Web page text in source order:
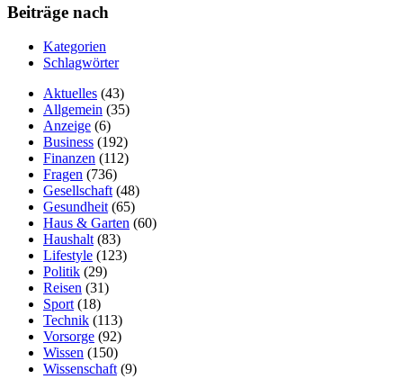
Beiträge nach
Kategorien
Schlagwörter
Aktuelles (43)
Allgemein (35)
Anzeige (6)
Business (192)
Finanzen (112)
Fragen (736)
Gesellschaft(48)
Gesundheit(65)
Haus & Garten (60)
Haushalt(83)
Lifestyle (123)
Politik (29)
Reisen (31)
Sport(18)
Technik (113)
Vorsorge (92)
Wissen (150)
Wissenschaft(9)